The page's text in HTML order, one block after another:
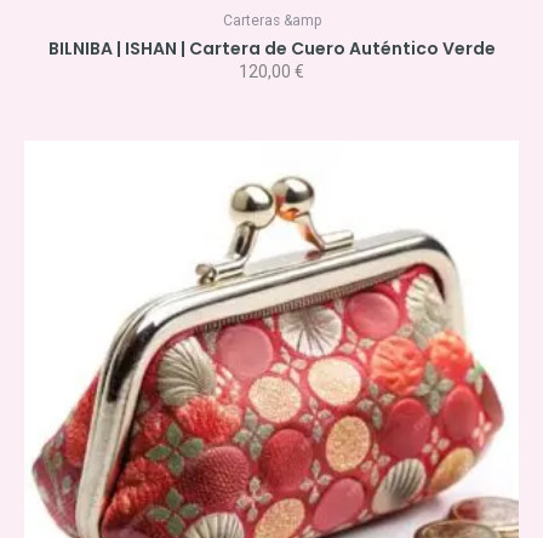
Carteras &amp
BILNIBA | ISHAN | Cartera de Cuero Auténtico Verde
120,00 €